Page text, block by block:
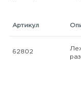
Артикул
62802